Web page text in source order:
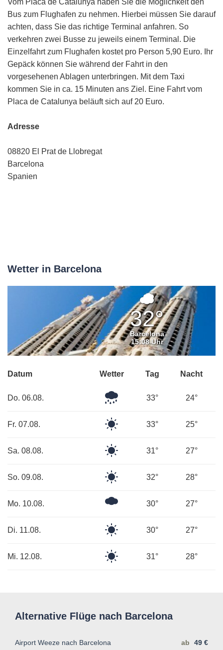
Vom Placa de Catalunya haben Sie die Möglichkeit den
Bus zum Flughafen zu nehmen. Hierbei müssen Sie darauf
achten, dass Sie das richtige Terminal anfahren. So
verkehren zwei Busse zu jeweils einem Terminal. Die
Einzelfahrt zum Flughafen kostet pro Person 5,90 Euro. Ihr
Gepäck können Sie während der Fahrt in den
vorgesehenen Ablagen unterbringen. Mit dem Taxi
kommen Sie in ca. 15 Minuten ans Ziel. Eine Fahrt vom
Placa de Catalunya beläuft sich auf 20 Euro.
Adresse
08820 El Prat de Llobregat
Barcelona
Spanien
Wetter in Barcelona
bewölkt
32°
Barcelona
15:08 Uhr
Datum Wetter Tag Nacht
Do. 06.08.
Mäßiger33° 24°
Fr. 07.08. 33° 25°
Sa. 08.08. 31° 27°
So. 09.08. 32° 28°
Mo. 10.08. 30° 27°
Di. 11.08. 30° 27°
Mi. 12.08. 31° 28°
Alternative Flüge nach Barcelona
Airport Weeze nach Barcelona ab 49 €